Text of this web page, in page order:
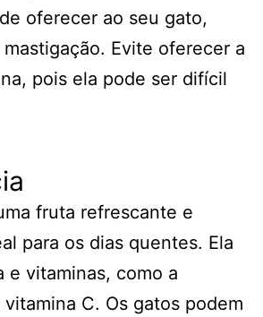
oferecer ao seu gato,
Evite oferecer a
pois ela pode ser difícil
fruta refrescante e
para os dias quentes. Ela
e vitaminas, como a
C. Os gatos podem